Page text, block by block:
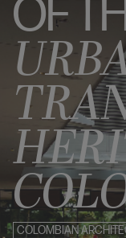
OF
COLOMBIAN